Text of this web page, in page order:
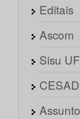
Editais
Ascom
Sisu
CESAD